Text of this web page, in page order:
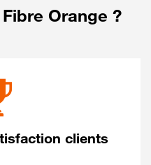
Orange ?
clients